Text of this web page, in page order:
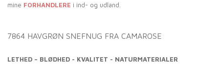
mine FORHANDLERE i ind- og udland.
7864 HAVGRØN SNEFNUG FRA CAMAROSE
LETHED – BLØDHED - KVALITET - NATURMATERIALER